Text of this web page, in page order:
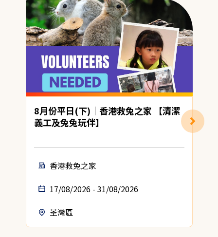
8月份平日(下)｜香港救兔之家 【清潔
義工及兔兔玩伴】
香港救兔之家
17/08/2026 - 31/08/2026
荃灣區